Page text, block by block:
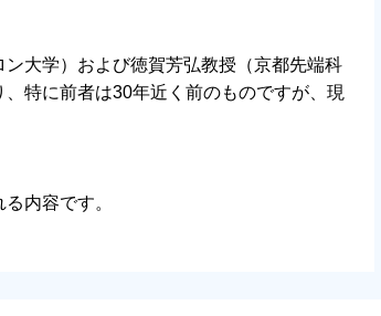
大学）および徳賀芳弘教授（京都先端科
特に前者は30年近く前のものですが、現
内容です。